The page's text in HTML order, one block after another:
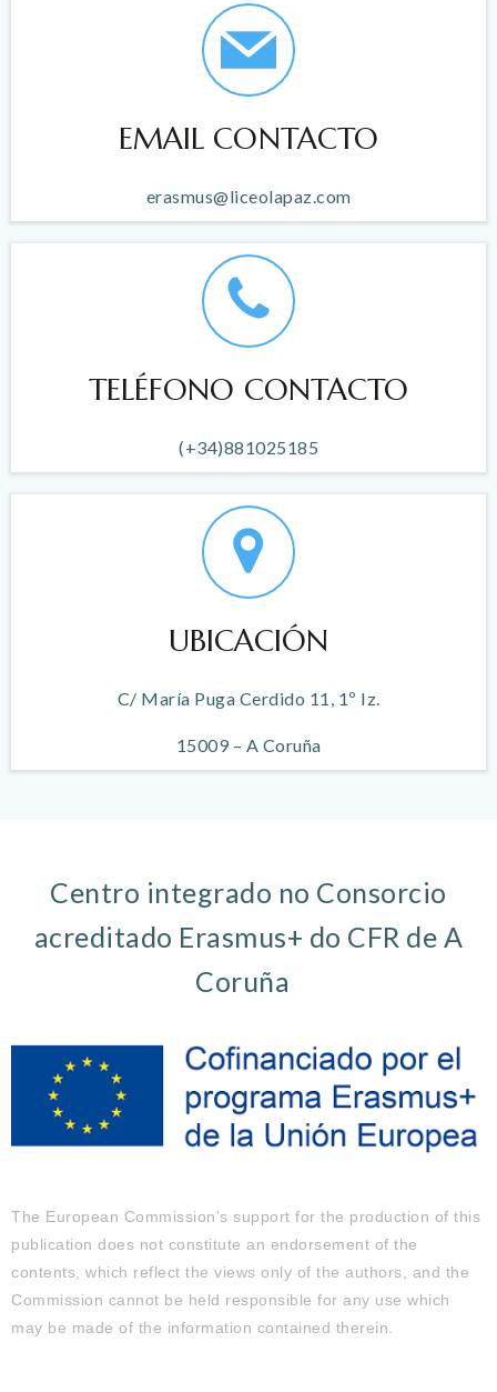
EMAIL CONTACTO
erasmus@liceolapaz.com
TELÉFONO CONTACTO
(+34)881025185
UBICACIÓN
C/ María Puga Cerdido 11, 1º Iz.
15009 – A Coruña
Centro integrado no Consorcio
acreditado Erasmus+ do CFR de A
Coruña
The European Commission’s support for the production of this
publication does not constitute an endorsement of the
contents, which reflect the views only of the authors, and the
Commission cannot be held responsible for any use which
may be made of the information contained therein.